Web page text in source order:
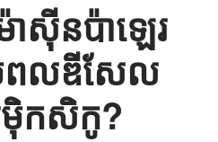
ាស៊ីនប៉ាឡេរ
ពលឌីសែល
ម៉ិកសិកូ?